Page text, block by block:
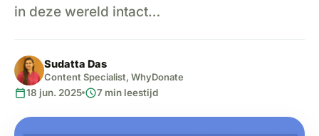
in deze wereld intact…
Sudatta Das
Content Specialist, WhyDonate
calendar_today18 jun. 2025 schedule7 min leestijd